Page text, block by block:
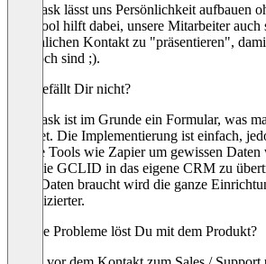
Videoask lässt uns Persönlichkeit aufbauen
Das Tool hilft dabei, unsere Mitarbeiter
persönlichen Kontakt zu "präsentieren",
wir doch sind ;).
Was gefällt Dir nicht?
Videoask ist im Grunde ein Formular, was
schaltet. Die Implementierung ist einfach,
andere Tools wie Zapier um gewissen
oder die GCLID in das eigene CRM zu
diese Daten braucht wird die ganze
komplizierter.
Welche Probleme löst Du mit dem Produkt?